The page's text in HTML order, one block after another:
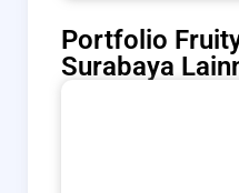
Portfolio
Surabaya